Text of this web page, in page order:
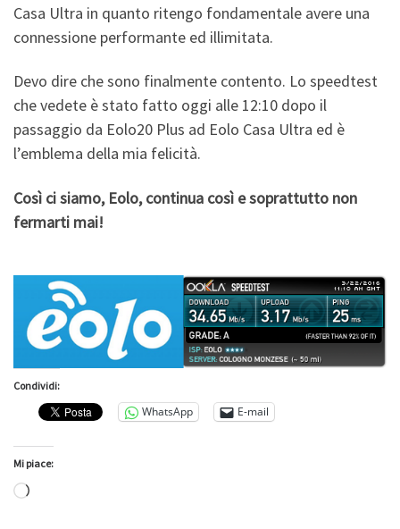
Casa Ultra in quanto ritengo fondamentale avere una
connessione performante ed illimitata.
Devo dire che sono finalmente contento. Lo speedtest
che vedete è stato fatto oggi alle 12:10 dopo il
passaggio da Eolo20 Plus ad Eolo Casa Ultra ed è
l’emblema della mia felicità.
Così ci siamo, Eolo, continua così e soprattutto non
fermarti mai!
Condividi:
WhatsApp E-mail
Mi piace:
Caricamento in corso…